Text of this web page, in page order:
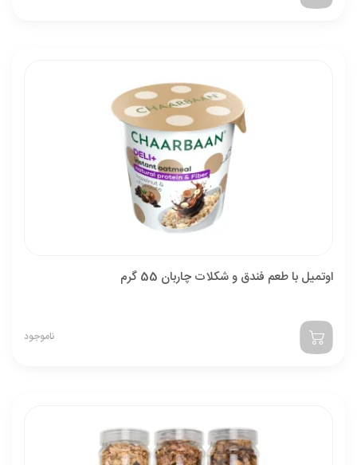
اوتمیل با طعم فندق و شکلات چاربان 55 گرم
ناموجود